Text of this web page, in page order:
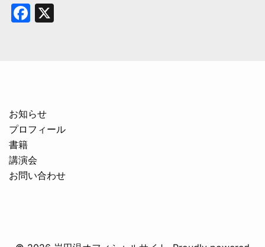
Facebook
お知らせ
プロフィール
書籍
講演会
お問い合わせ